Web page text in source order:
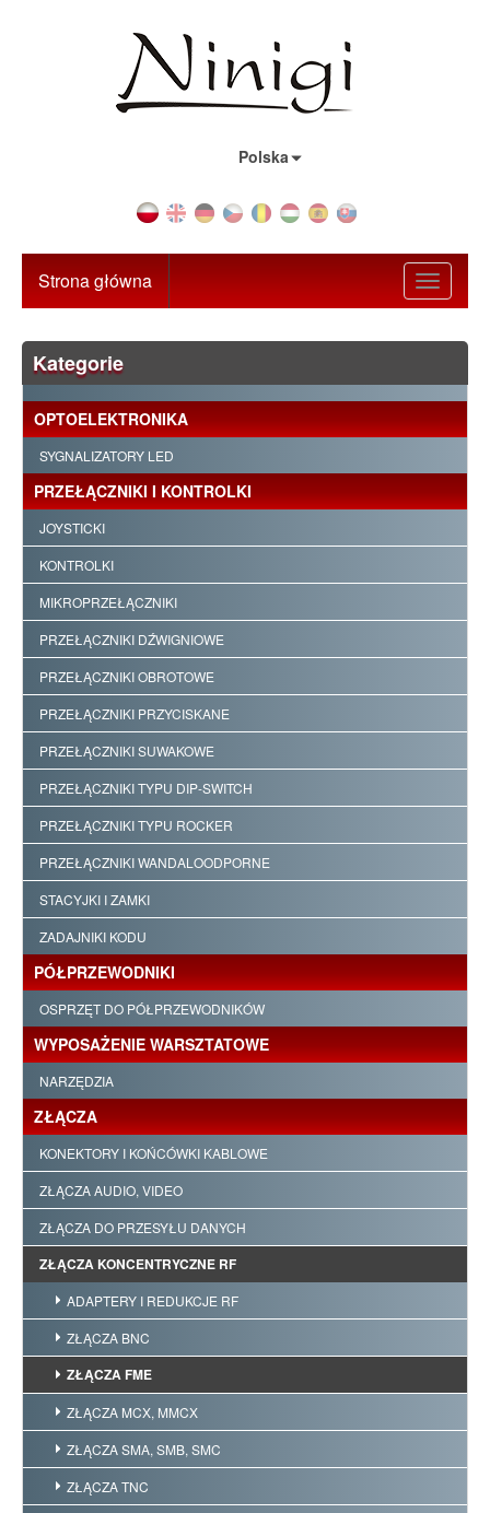
Polska
Toggle
Strona główna
Kategorie
OPTOELEKTRONIKA
SYGNALIZATORY LED
PRZEŁĄCZNIKI I KONTROLKI
JOYSTICKI
KONTROLKI
MIKROPRZEŁĄCZNIKI
PRZEŁĄCZNIKI DŹWIGNIOWE
PRZEŁĄCZNIKI OBROTOWE
PRZEŁĄCZNIKI PRZYCISKANE
PRZEŁĄCZNIKI SUWAKOWE
PRZEŁĄCZNIKI TYPU DIP-SWITCH
PRZEŁĄCZNIKI TYPU ROCKER
PRZEŁĄCZNIKI WANDALOODPORNE
STACYJKI I ZAMKI
ZADAJNIKI KODU
PÓŁPRZEWODNIKI
OSPRZĘT DO PÓŁPRZEWODNIKÓW
WYPOSAŻENIE WARSZTATOWE
NARZĘDZIA
ZŁĄCZA
KONEKTORY I KOŃCÓWKI KABLOWE
ZŁĄCZA AUDIO, VIDEO
ZŁĄCZA DO PRZESYŁU DANYCH
ZŁĄCZA KONCENTRYCZNE RF
ADAPTERY I REDUKCJE RF
ZŁĄCZA BNC
ZŁĄCZA FME
ZŁĄCZA MCX, MMCX
ZŁĄCZA SMA, SMB, SMC
ZŁĄCZA TNC